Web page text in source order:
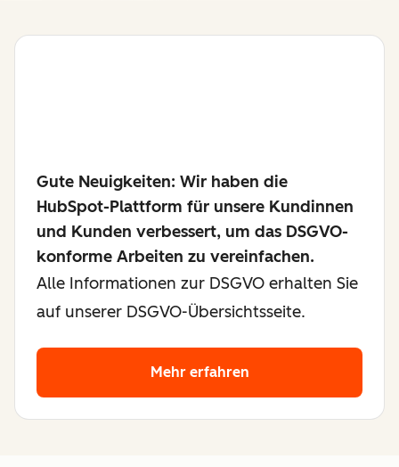
Gute Neuigkeiten: Wir haben die
HubSpot-Plattform für unsere Kundinnen
und Kunden verbessert, um das DSGVO-
konforme Arbeiten zu vereinfachen.
Alle Informationen zur DSGVO erhalten Sie
auf unserer DSGVO-Übersichtsseite.
Mehr erfahren